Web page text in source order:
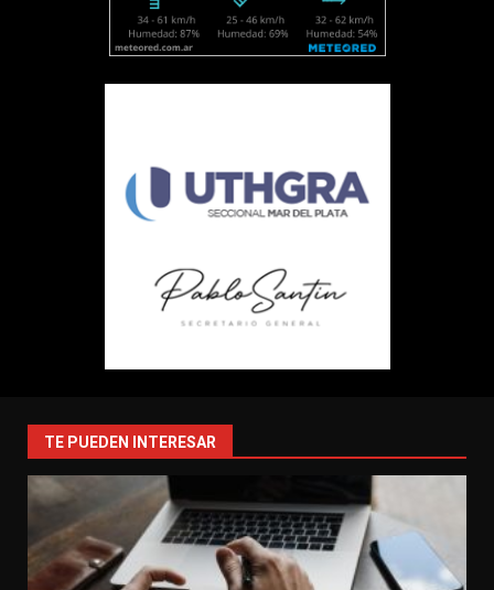
TE PUEDEN INTERESAR